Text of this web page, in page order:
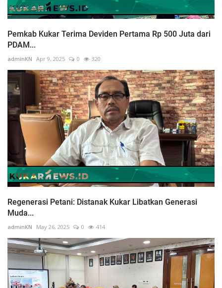
Pemkab Kukar Terima Deviden Pertama Rp 500 Juta dari
PDAM...
adminKN Apr 9, 2025 0 320
Regenerasi Petani: Distanak Kukar Libatkan Generasi
Muda...
adminKN May 26, 2025 0 414